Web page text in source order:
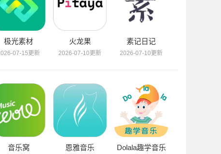
极光素材
07-15更新
火龙果
2026-07-10更新
素记日记
2026-07-10更新
音乐窝 恩雅音乐 Dolala趣学音乐